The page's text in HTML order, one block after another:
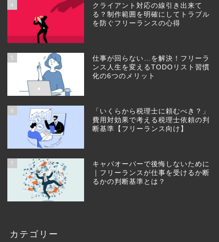
4
クライアント対応の線引き出来て
る？制作範囲を明確にしてトラブル
を防ぐフリーランスの心得
5
仕事が回らない…を解決！フリーラ
ンス人生を変えるTODOリスト習慣
化の6つのメリット
6
「いくらから税理士に頼むべき？」
費用対効果で考える税理士依頼の判
断基準【フリーランス向け】
7
キャパオーバーで後悔しないために
｜フリーランスが仕事を受けるか断
るかの判断基準とは？
カテゴリー